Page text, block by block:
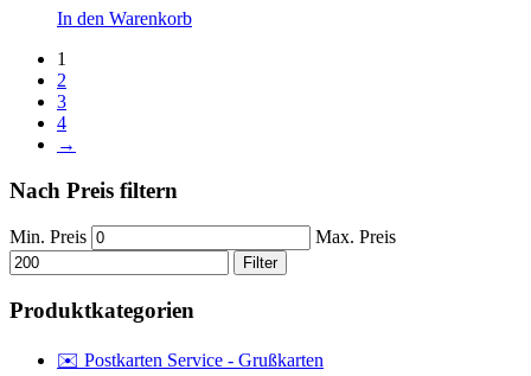
In den Warenkorb
1
2
3
4
→
Nach Preis filtern
Min. Preis Max. Preis
Filter
Produktkategorien
✉️ Postkarten Service - Grußkarten